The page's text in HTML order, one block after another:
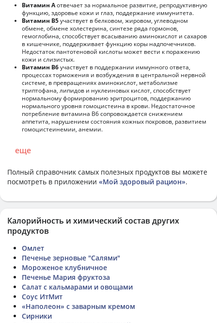
Витамин Аотвечает за нормальное развитие, репродуктивную
функцию, здоровье кожи и глаз, поддержание иммунитета.
Витамин В5участвует в белковом, жировом, углеводном
обмене, обмене холестерина, синтезе ряда гормонов,
гемоглобина, способствует всасыванию аминокислот и сахаров
в кишечнике, поддерживает функцию коры надпочечников.
Недостаток пантотеновой кислоты может вести к поражению
кожи и слизистых.
Витамин В6участвует в поддержании иммунного ответа,
процессах торможения и возбуждения в центральной нервной
системе, в превращениях аминокислот, метаболизме
триптофана, липидов и нуклеиновых кислот, способствует
нормальному формированию эритроцитов, поддержанию
нормального уровня гомоцистеина в крови. Недостаточное
потребление витамина В6 сопровождается снижением
аппетита, нарушением состояния кожных покровов, развитием
гомоцистеинемии, анемии.
еще
Полный справочник самых полезных продуктов вы можете
посмотреть в приложении «Мой здоровый рацион».
Калорийность и химический состав других
продуктов
Омлет
Печенье зерновые "Салями"
Мороженое клубничное
Печенье Мария фруктоза
Салат с кальмарами и овощами
Соус ИтМит
«Наполеон» с заварным кремом
Сирники